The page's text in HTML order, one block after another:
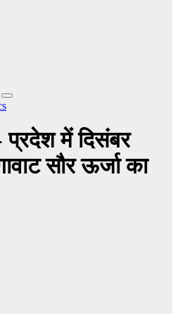
में दिसंबर
सौर ऊर्जा का